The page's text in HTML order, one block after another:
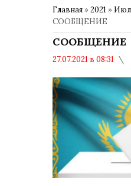
Главная »2021 »
СООБЩЕНИЕ
СООБЩЕНИЕ
27.07.2021 в 08:31